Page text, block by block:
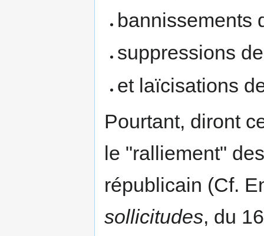
bannissements
suppressions
et laïcisations
Pourtant, diront
le "ralliement"
républicain (Cf.
sollicitudes, du